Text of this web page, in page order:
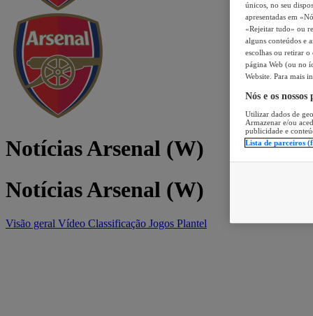
Notícias Arsenal (W)
Notícias Arsenal (W)
Visão geral Vídeo Classificação Jogos Plantel
únicos, no seu
apresentadas em
«Rejeitar tudo» ou
alguns conteúdos e
escolhas ou retirar
página Web (ou no
Website. Para mais
Nós e os
Utilizar dados de
Armazenar e/ou
publicidade e
Lista de parceiros